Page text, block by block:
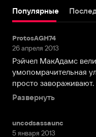
«Цыпочка»
с
Шнайдером,
но
настоящее
признание
пришло
к
после
того,
Популярные
ProtosAGH74
26 апреля 2013
Рэйчел МакАдамс
умопомрачительная
просто
фильмов актр...
Развернуть
uncodsassaunc
5 января 2013